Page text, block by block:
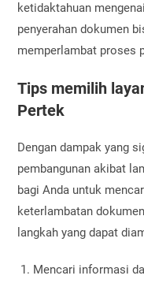
ketidaktahuan
penyerahan dokumen
memperlambat proses
Tips memilih
Pertek
Dengan dampak yang
pembangunan akibat
bagi Anda untuk
keterlambatan
langkah yang dapat
Mencari informasi